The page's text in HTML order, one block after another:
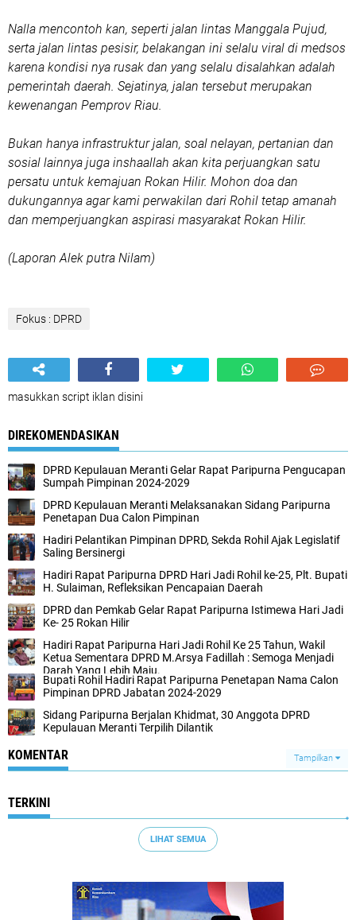
Nalla mencontoh kan, seperti jalan lintas Manggala Pujud,
serta jalan lintas pesisir, belakangan ini selalu viral di medsos
karena kondisi nya rusak dan yang selalu disalahkan adalah
pemerintah daerah. Sejatinya, jalan tersebut merupakan
kewenangan Pemprov Riau.
Bukan hanya infrastruktur jalan, soal nelayan, pertanian dan
sosial lainnya juga inshaallah akan kita perjuangkan satu
persatu untuk kemajuan Rokan Hilir. Mohon doa dan
dukungannya agar kami perwakilan dari Rohil tetap amanah
dan memperjuangkan aspirasi masyarakat Rokan Hilir.
(Laporan Alek putra Nilam)
Fokus : DPRD
masukkan script iklan disini
DIREKOMENDASIKAN
DPRD Kepulauan Meranti Gelar Rapat Paripurna Pengucapan
Sumpah Pimpinan 2024-2029
DPRD Kepulauan Meranti Melaksanakan Sidang Paripurna
Penetapan Dua Calon Pimpinan
Hadiri Pelantikan Pimpinan DPRD, Sekda Rohil Ajak Legislatif
Saling Bersinergi
Hadiri Rapat Paripurna DPRD Hari Jadi Rohil ke-25, Plt. Bupati
H. Sulaiman, Refleksikan Pencapaian Daerah
DPRD dan Pemkab Gelar Rapat Paripurna Istimewa Hari Jadi
Ke- 25 Rokan Hilir
Hadiri Rapat Paripurna Hari Jadi Rohil Ke 25 Tahun, Wakil
Ketua Sementara DPRD M.Arsya Fadillah : Semoga Menjadi
Darah Yang Lebih Maju.
Bupati Rohil Hadiri Rapat Paripurna Penetapan Nama Calon
Pimpinan DPRD Jabatan 2024-2029
Sidang Paripurna Berjalan Khidmat, 30 Anggota DPRD
Kepulauan Meranti Terpilih Dilantik
KOMENTAR Tampilkan
TERKINI
LIHAT SEMUA